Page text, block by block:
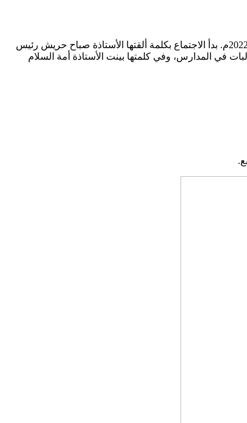
نفذت إدارة الدمج بجمعية الأمان لرعاية الكفيفات اليوم الخميس 5 أغسطس 2021م اجتماعا لأولياء أمور الطالبات المستجدات للعام الدراسي 2022/2021م. بدأ الاجتماع بكلمة ألقتها الأستاذة صباح حريش رئيس
في المدارس، وفي كلمتها بينت الأستاذة أمة السلام